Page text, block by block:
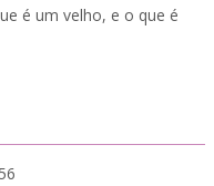
é um velho, e o que é